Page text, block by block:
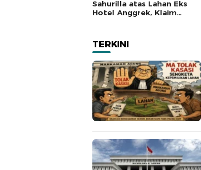
Sahurilla atas Lahan Eks
Hotel Anggrek, Klaim
TERKINI